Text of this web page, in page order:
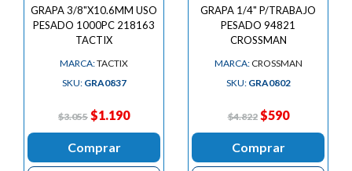
GRAPA 3/8"X10.6MM USO
PESADO 1000PC 218163
TACTIX
MARCA:TACTIX
SKU: GRA0837
$3.055 $1.190
Comprar
GRAPA 1/4" P/TRABAJO
PESADO 94821
CROSSMAN
MARCA:CROSSMAN
SKU: GRA0802
$4.822 $590
Comprar